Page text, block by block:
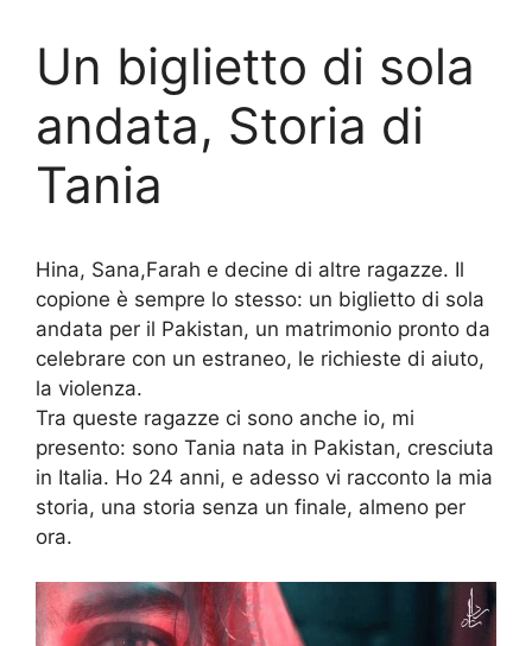
Un biglietto di sola
andata, Storia di
Tania
Hina, Sana,Farah e decine di altre ragazze. Il
copione è sempre lo stesso: un biglietto di sola
andata per il Pakistan, un matrimonio pronto da
celebrare con un estraneo, le richieste di aiuto,
la violenza.
Tra queste ragazze ci sono anche io, mi
presento: sono Tania nata in Pakistan, cresciuta
in Italia. Ho 24 anni, e adesso vi racconto la mia
storia, una storia senza un finale, almeno per
ora.